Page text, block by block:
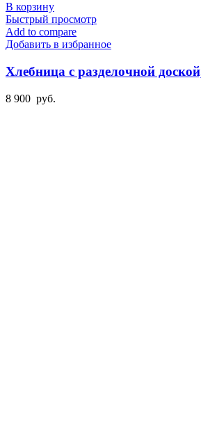
В корзину
Быстрый просмотр
Add to compare
Добавить в избранное
Хлебница с разделочной
8 900 руб.